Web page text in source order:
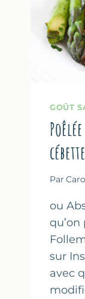
GOÛT
Par
ou
sur
avec